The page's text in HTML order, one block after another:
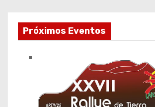
Próximos Eventos